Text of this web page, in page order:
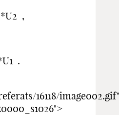
,
.
16118/image002.gif"